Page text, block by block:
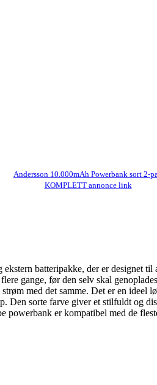
Andersson 10.000mAh Powerbank sort 2-
KOMPLETT annonce link
batteripakke, der er designet
gange, før den selv skal
med det samme. Det er en ideel
Den sorte farve giver et stilfuldt og
er kompatibel med de